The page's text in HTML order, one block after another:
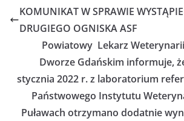
KOMUNIKAT W SPRAWIE
DRUGIEGO OGNISKA ASF
Powiatowy Lekarz
Dworze Gdańskim informuje,
stycznia 2022 r. z laboratorium
Państwowego Instytutu
Puławach otrzymano dodatnie